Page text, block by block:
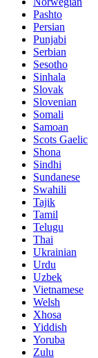
Pashto
Persian
Punjabi
Serbian
Sesotho
Sinhala
Slovak
Slovenian
Somali
Samoan
Scots Gaelic
Shona
Sindhi
Sundanese
Swahili
Tajik
Tamil
Telugu
Thai
Ukrainian
Urdu
Uzbek
Vietnamese
Welsh
Xhosa
Yiddish
Yoruba
Zulu